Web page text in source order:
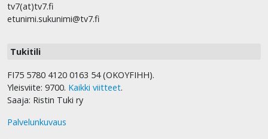
tv7(at)tv7.fi
etunimi.sukunimi@tv7.fi
Tukitili
FI75 5780 4120 0163 54 (OKOYFIHH).
Yleisviite: 9700. Kaikki viitteet.
Saaja: Ristin Tuki ry
Palvelunkuvaus